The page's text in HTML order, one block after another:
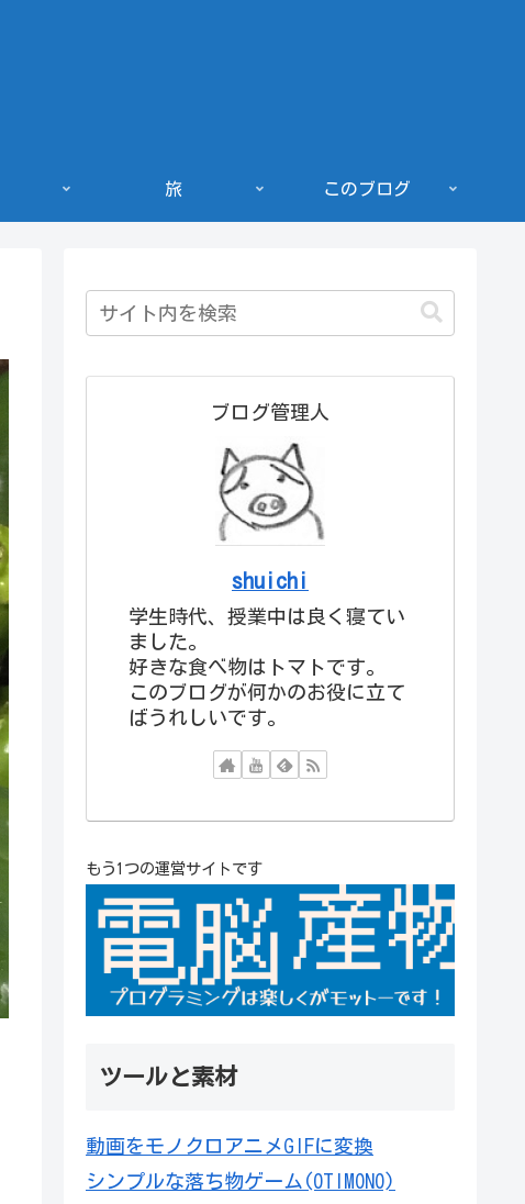
旅 このブログ
ブログ管理人
shuichi
学生時代、授業中は良く寝てい
ました。
好きな食べ物はトマトです。
このブログが何かのお役に立て
ばうれしいです。
もう1つの運営サイトです
ツールと素材
動画をモノクロアニメGIFに変換
シンプルな落ち物ゲーム(OTIMONO)